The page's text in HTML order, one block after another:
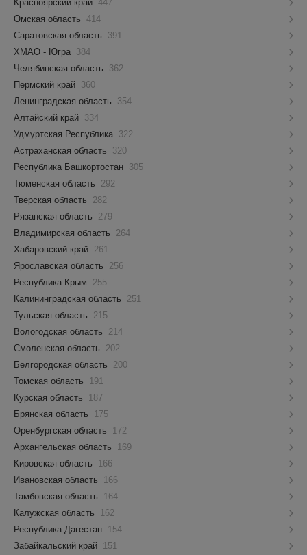
Красноярский край 447
Омская область 414
Саратовская область
391
ХМАО - Югра 384
Челябинская область
362
Пермский край 360
Ленинградская область
354
Алтайский край 334
Удмуртская Республика 322
Астраханская область
320
Республика Башкортостан 305
Тюменская область
292
Тверская область
282
Рязанская область
279
Владимирская область
264
Хабаровский край 261
Ярославская область
256
Республика Крым
255
Калининградская область
251
Тульская область
215
Вологодская область
214
Смоленская область
202
Белгородская область
200
Томская область
191
Курская область
187
Брянская область
175
Оренбургская область
172
Архангельская область
169
Кировская область
166
Ивановская область
166
Тамбовская область
164
Калужская область
162
Республика Дагестан 154
Забайкальский край 151